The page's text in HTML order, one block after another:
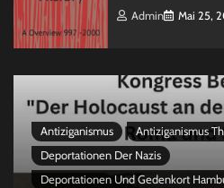
Admin Mai 25,
Antiziganismus Antiziganismus
Deportationen Der Nazis
Deportationen Und Gedenkort